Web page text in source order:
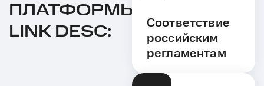
ПЛАТФОРМЫ
LINK DESC:
Соответствие
российским
регламентам